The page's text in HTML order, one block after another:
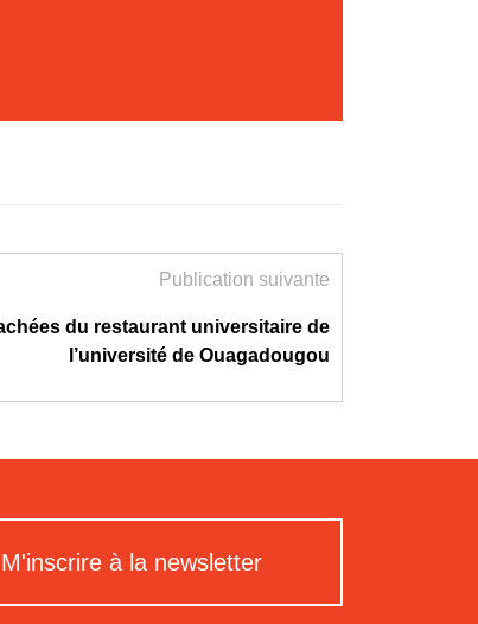
Publication suivante
du restaurant universitaire de
l’université de Ouagadougou
M'inscrire à la newsletter